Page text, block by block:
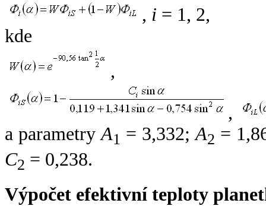
, i = 1, 2,
kde
,
,
a parametryA1 = 3,332;A2 =
C2 = 0,238.
Výpočet efektivní teploty